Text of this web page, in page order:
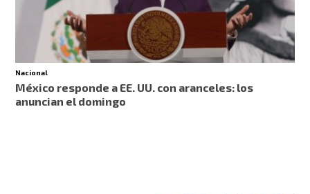
Nacional
México responde a EE. UU. con aranceles: los
anuncian el domingo